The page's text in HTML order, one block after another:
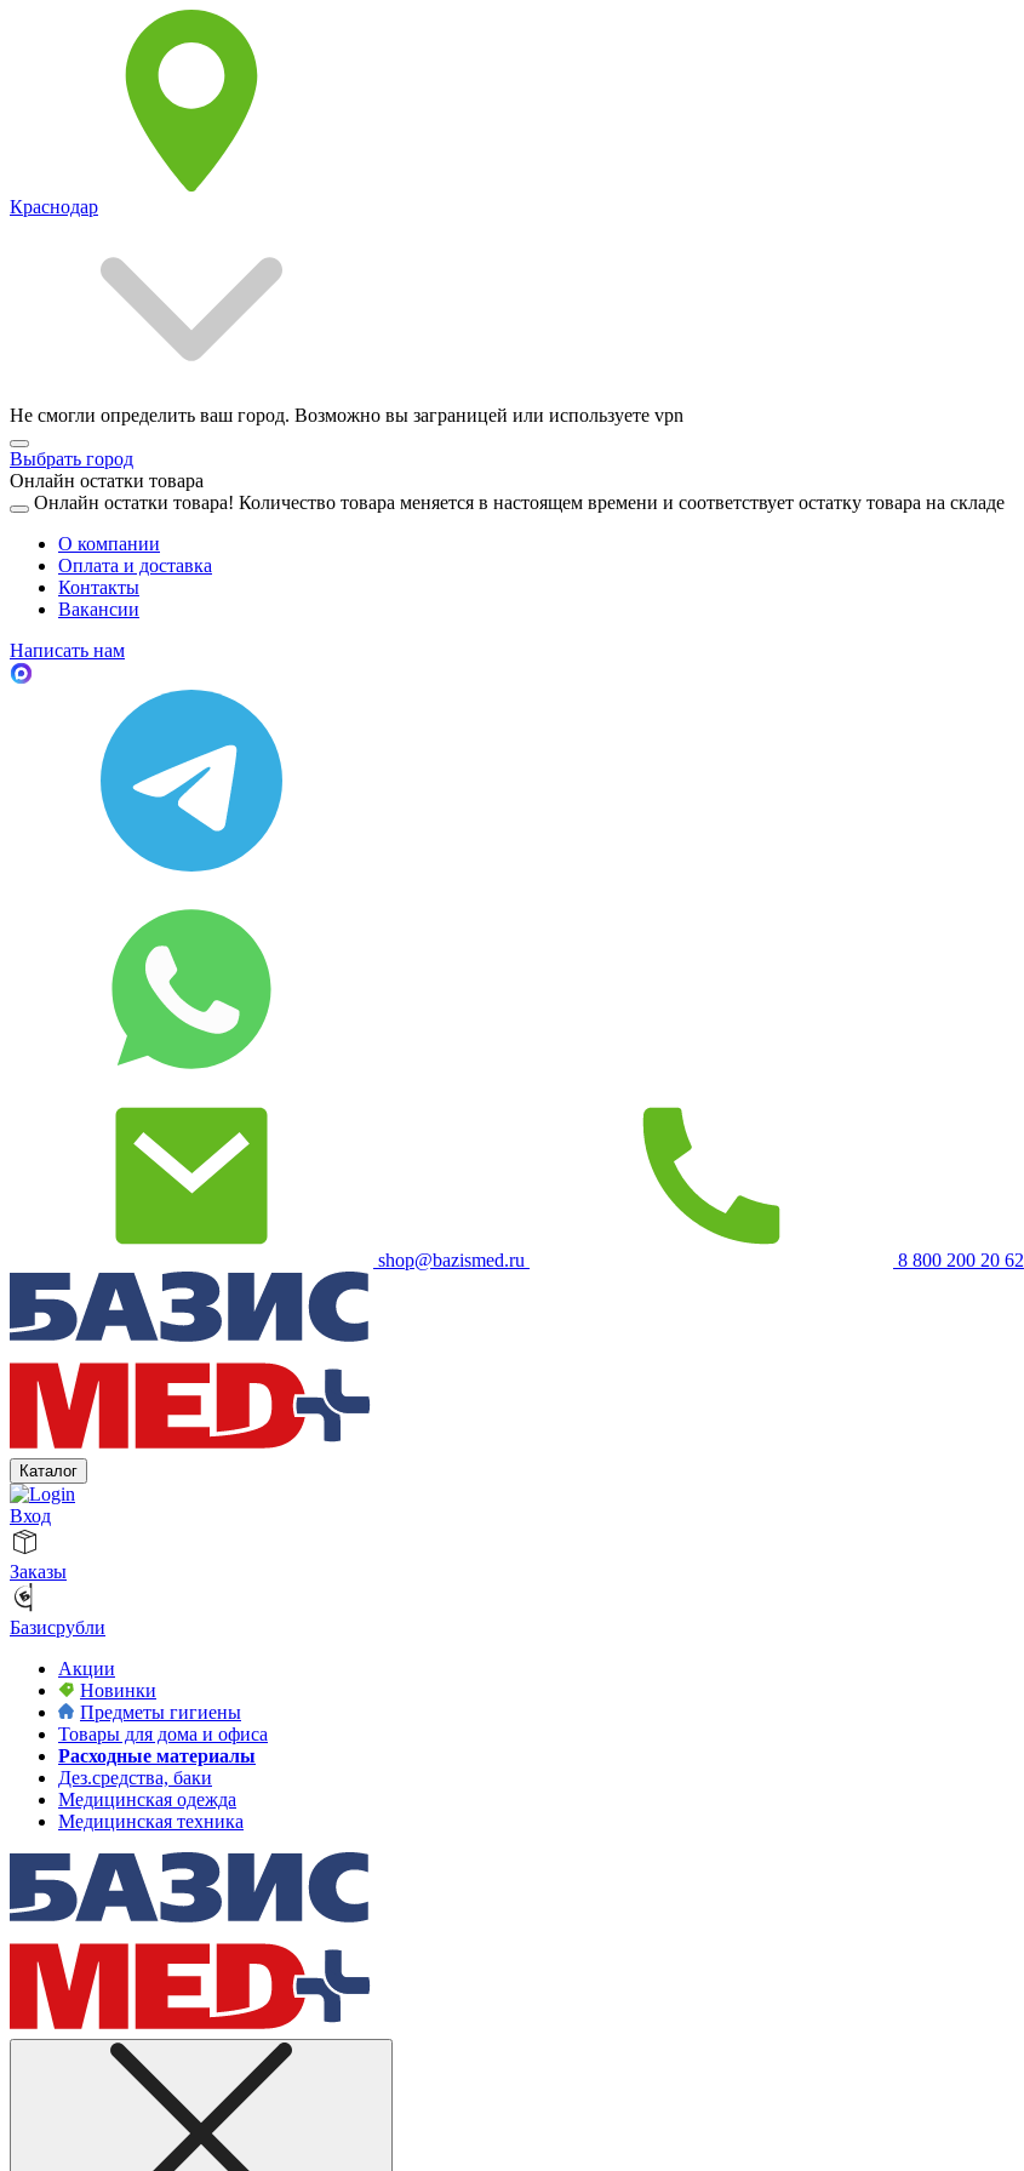
Краснодар
Не смогли определить ваш город. Возможно вы заграницей или используете vpn
Выбрать город
Онлайн остатки товара
Онлайн остатки товара! Количество товара меняется в настоящем времени и соответствует остатку товара на складе
О компании
Оплата и доставка
Контакты
Вакансии
Написать нам
shop@bazismed.ru 8 800 200 20 62
Каталог
Вход
Заказы
Базисрубли
Акции
Новинки
Предметы гигиены
Товары для дома и офиса
Расходные материалы
Дез.средства, баки
Медицинская одежда
Медицинская техника